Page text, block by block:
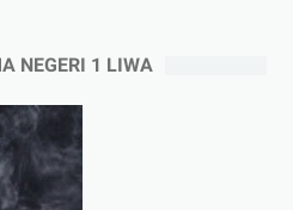
NEGERI 1 LIWA